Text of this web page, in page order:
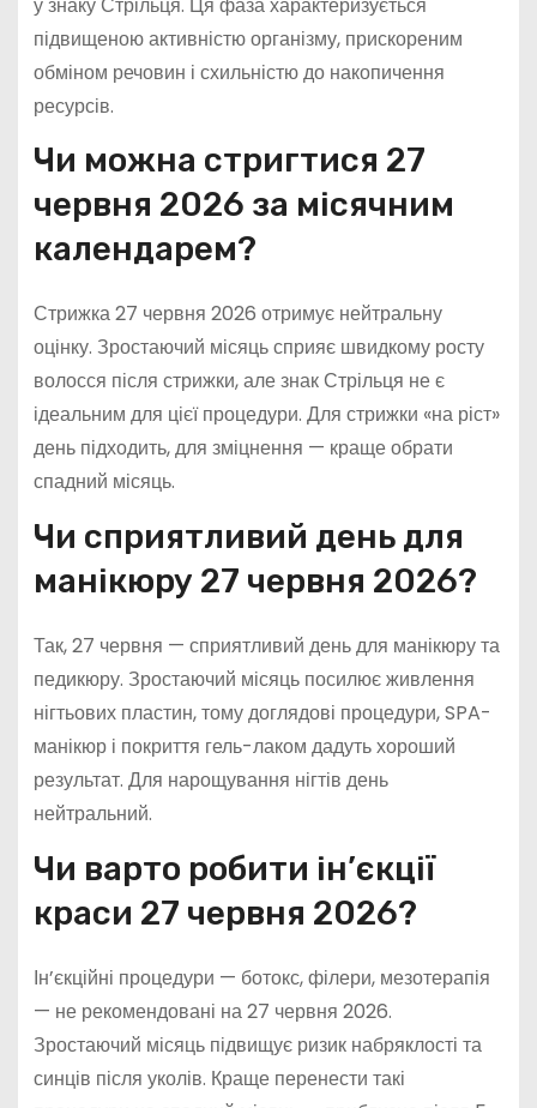
підвищеною активністю організму, прискореним
обміном речовин і схильністю до накопичення
ресурсів.
Чи можна стригтися 27
червня 2026 за місячним
календарем?
Стрижка 27 червня 2026 отримує нейтральну
оцінку. Зростаючий місяць сприяє швидкому росту
волосся після стрижки, але знак Стрільця не є
ідеальним для цієї процедури. Для стрижки «на ріст»
день підходить, для зміцнення — краще обрати
спадний місяць.
Чи сприятливий день для
манікюру 27 червня 2026?
Так, 27 червня — сприятливий день для манікюру та
педикюру. Зростаючий місяць посилює живлення
нігтьових пластин, тому доглядові процедури, SPA-
манікюр і покриття гель-лаком дадуть хороший
результат. Для нарощування нігтів день
нейтральний.
Чи варто робити ін’єкції
краси 27 червня 2026?
Ін’єкційні процедури — ботокс, філери, мезотерапія
— не рекомендовані на 27 червня 2026.
Зростаючий місяць підвищує ризик набряклості та
синців після уколів. Краще перенести такі